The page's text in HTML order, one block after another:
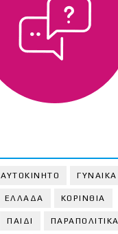
ΑΥΤΟΚΙΝΗΤΟ ΓΥΝΑΙΚΑ
ΕΛΛΑΔΑ ΚΟΡΙΝΘΙΑ
ΠΑΙΔΙ ΠΑΡΑΠΟΛΙΤΙΚΑ